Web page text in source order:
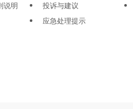
说明
投诉与建议
应急处理提示